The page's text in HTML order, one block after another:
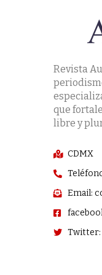
Revista
que
libre y
CDMX
Email:
Twitter: